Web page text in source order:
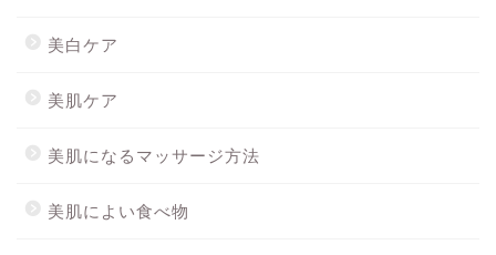
美白ケア
美肌ケア
美肌になるマッサージ方法
美肌によい食べ物